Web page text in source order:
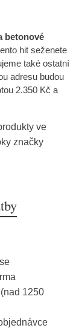
betonové
hit seženete
také ostatní
adresu budou
2.350 Kč a
ve
značky
1250